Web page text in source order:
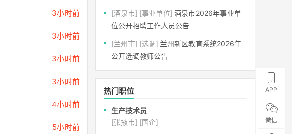
3小时前
3小时前
3小时前
3小时前
4小时前
5小时前
就业项目公告
[酒泉市] [事业单位] 酒泉市2026年事业单
位公开招聘工作人员公告
[兰州市] [选调] 兰州新区教育系统2026年
公开选调教师公告
热门职位
生产技术员
[张掖市] [国企]
APP
微信